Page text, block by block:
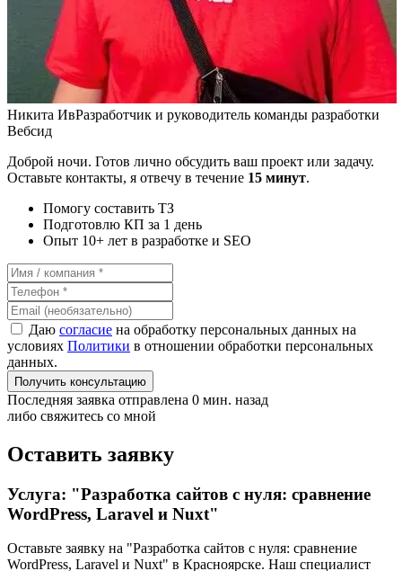
Никита ИвРазработчик и руководитель команды разработки
Вебсид
Доброй ночи. Готов лично обсудить ваш проект или задачу.
Оставьте контакты, я отвечу в течение 15 минут.
Помогу составить ТЗ
Подготовлю КП за 1 день
Опыт 10+ лет в разработке и SEO
Даю согласие на обработку персональных данных на
условиях Политики в отношении обработки персональных
данных.
Получить консультацию
Последняя заявка отправлена 0 мин. назад
либо свяжитесь со мной
Оставить заявку
Услуга: "Разработка сайтов с нуля: сравнение
WordPress, Laravel и Nuxt"
Оставьте заявку на "Разработка сайтов с нуля: сравнение
WordPress, Laravel и Nuxt" в Красноярске. Наш специалист